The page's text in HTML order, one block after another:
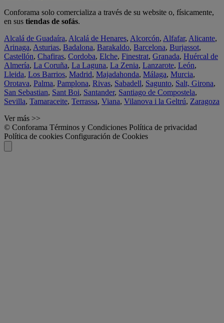
Conforama solo comercializa a través de su website o, físicamente,
en sus tiendas de sofás.
Alcalá de Guadaíra, Alcalá de Henares, Alcorcón, Alfafar, Alicante,
Arinaga, Asturias, Badalona, Barakaldo, Barcelona, Burjassot,
Castellón, Chafiras, Cordoba, Elche, Finestrat, Granada, Huércal de
Almería, La Coruña, La Laguna, La Zenia, Lanzarote, León,
Lleida, Los Barrios, Madrid, Majadahonda, Málaga, Murcia,
Orotava, Palma, Pamplona, Rivas, Sabadell, Sagunto, Salt, Girona,
San Sebastian, Sant Boi, Santander, Santiago de Compostela,
Sevilla, Tamaraceite, Terrassa, Viana, Vilanova i la Geltrú, Zaragoza
Ver más >>
© Conforama Términos y Condiciones Política de privacidad
Política de cookies Configuración de Cookies